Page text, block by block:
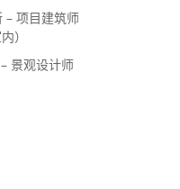
– 项目建筑师
）
景观设计师